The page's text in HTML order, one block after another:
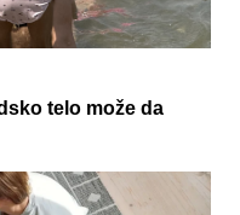
telo može da